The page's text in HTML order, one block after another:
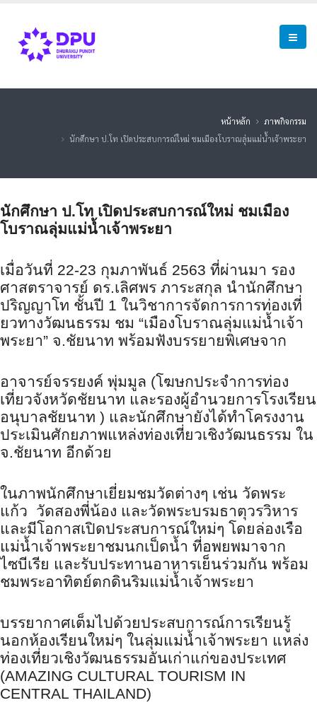
หน้าหลัก
ภาพกิจกรรม
นักศึกษา ป.โท เปิดประสบการณ์ใหม่ ชมเมืองโบราณลุ่มแม่น้ำเจ้าพระยา
นักศึกษา ป.โท เปิดประสบการณ์ใหม่ ชมเมือง
โบราณลุ่มแม่น้ำเจ้าพระยา
เมื่อวันที่ 22-23 กุมภาพันธ์ 2563 ที่ผ่านมา รอง
ศาสตราจารย์ ดร.เลิศพร ภาระสกุล นำนักศึกษา
ปริญญาโท ชั้นปี 1 ในวิชาการจัดการการท่องเที่
ยวทางวัฒนธรรม ชม “เมืองโบราณลุ่มแม่น้ำเจ้า
พระยา” จ.ชัยนาท พร้อมฟังบรรยายพิเศษจาก
อาจารย์จรรยงค์ พุ่มมูล (โฆษกประจำการท่อง
เที่ยวจังหวัดชัยนาท และรองผู้อำนวยการโรงเรียน
อนุบาลชัยนาท ) และนักศึกษายังได้ทำโครงงาน
ประเมินศักยภาพแหล่งท่องเที่ยวเชิงวัฒนธรรม ใน
จ.ชัยนาท อีกด้วย
ในภาพนักศึกษาเยี่ยมชมวัดต่างๆ เช่น วัดพระ
แก้ว วัดสองพี่น้อง และวัดพระบรมธาตุวรวิหาร
และมีโอกาสเปิดประสบการณ์ใหม่ๆ โดยล่องเรือ
แม่น้ำเจ้าพระยาชมนกเป็ดน้ำ ที่อพยพมาจาก
ไซบีเรีย และรับประทานอาหารเย็นร่วมกัน พร้อม
ชมพระอาทิตย์ตกดินริมแม่น้ำเจ้าพระยา
บรรยากาศเต็มไปด้วยประสบการณ์การเรียนรู้
นอกห้องเรียนใหม่ๆ ในลุ่มแม่น้ำเจ้าพระยา แหล่ง
ท่องเที่ยวเชิงวัฒนธรรมอันเก่าแก่ของประเทศ
(AMAZING CULTURAL TOURISM IN
CENTRAL THAILAND)